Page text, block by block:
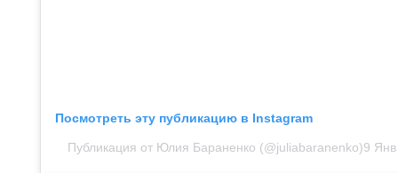
Посмотреть эту публикацию в Instagram
Публикация от Юлия Бараненко (@juliabaranenko)9